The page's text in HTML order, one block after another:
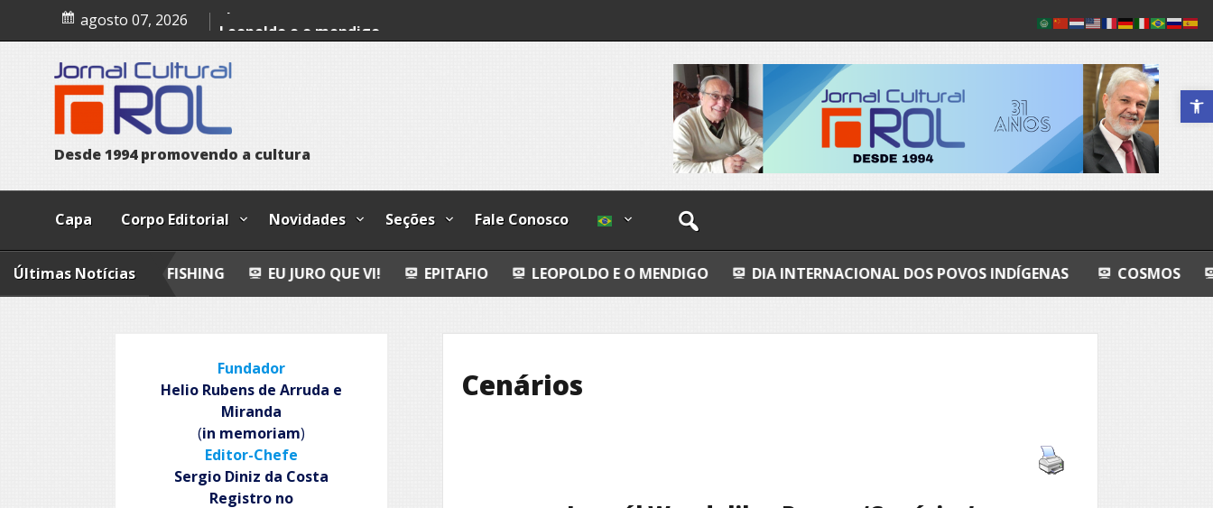
Abrir a
content
agosto 07, 2026
Epitafio
Dia Internacional dos Povos
Desde1994 promovendo a cultura
Capa Corpo Editorial Novidades Seções Fale Conosco
Últimas Notícias
FLY FISHING EU JURO QUE VI! EPITAFIO LEOPOLDO E O MENDIGO DIA INTERNACIONAL DOS POVOS INDÍGENAS COSMOS GRANDEZA
Cenários
Fundador
Helio Rubens de Arruda e
Miranda
(in memoriam)
Editor-Chefe
Sergio Diniz da Costa
Registro no